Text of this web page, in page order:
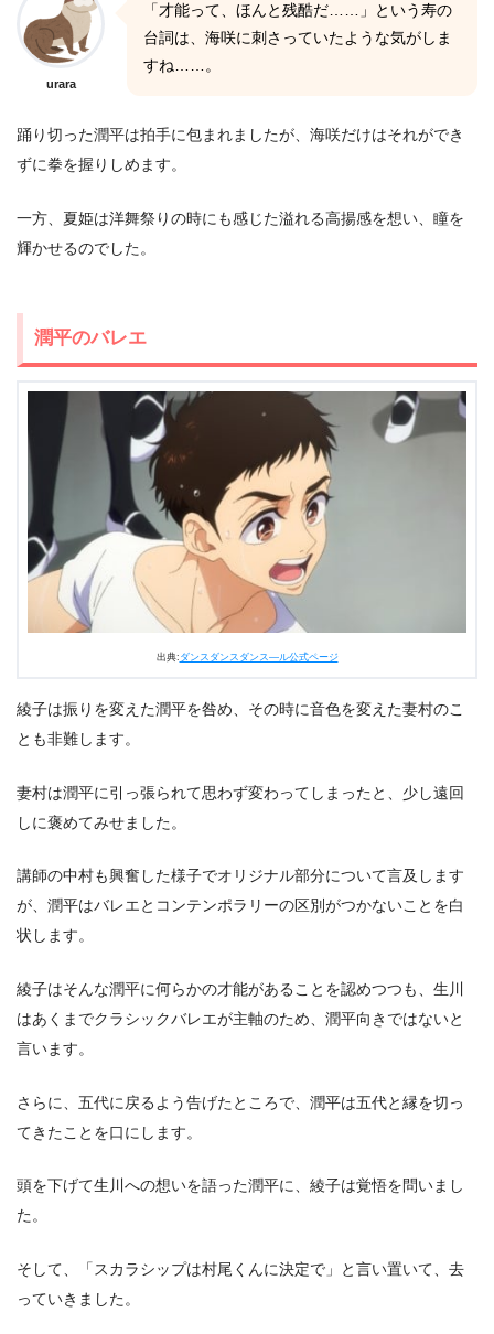
urara
「才能って、ほんと残酷だ……」という寿の
台詞は、海咲に刺さっていたような気がしま
すね……。
踊り切った潤平は拍手に包まれましたが、海咲だけはそれができ
ずに拳を握りしめます。
一方、夏姫は洋舞祭りの時にも感じた溢れる高揚感を想い、瞳を
輝かせるのでした。
潤平のバレエ
出典: ダンスダンスダンス―ル公式ページ
綾子は振りを変えた潤平を咎め、その時に音色を変えた妻村のこ
とも非難します。
妻村は潤平に引っ張られて思わず変わってしまったと、少し遠回
しに褒めてみせました。
講師の中村も興奮した様子でオリジナル部分について言及します
が、潤平はバレエとコンテンポラリーの区別がつかないことを白
状します。
綾子はそんな潤平に何らかの才能があることを認めつつも、生川
はあくまでクラシックバレエが主軸のため、潤平向きではないと
言います。
さらに、五代に戻るよう告げたところで、潤平は五代と縁を切っ
てきたことを口にします。
頭を下げて生川への想いを語った潤平に、綾子は覚悟を問いまし
た。
そして、「スカラシップは村尾くんに決定で」と言い置いて、去
っていきました。